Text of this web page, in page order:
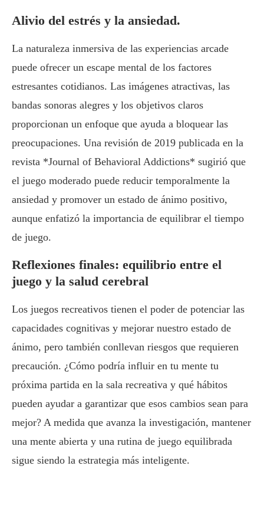
Alivio del estrés y la ansiedad.
La naturaleza inmersiva de las experiencias arcade
puede ofrecer un escape mental de los factores
estresantes cotidianos. Las imágenes atractivas, las
bandas sonoras alegres y los objetivos claros
proporcionan un enfoque que ayuda a bloquear las
preocupaciones. Una revisión de 2019 publicada en la
revista *Journal of Behavioral Addictions* sugirió que
el juego moderado puede reducir temporalmente la
ansiedad y promover un estado de ánimo positivo,
aunque enfatizó la importancia de equilibrar el tiempo
de juego.
Reflexiones finales: equilibrio entre el
juego y la salud cerebral
Los juegos recreativos tienen el poder de potenciar las
capacidades cognitivas y mejorar nuestro estado de
ánimo, pero también conllevan riesgos que requieren
precaución. ¿Cómo podría influir en tu mente tu
próxima partida en la sala recreativa y qué hábitos
pueden ayudar a garantizar que esos cambios sean para
mejor? A medida que avanza la investigación, mantener
una mente abierta y una rutina de juego equilibrada
sigue siendo la estrategia más inteligente.